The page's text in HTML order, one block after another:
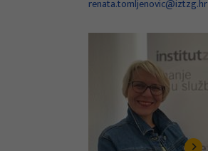
renata.tomljenovic@iztzg.hr